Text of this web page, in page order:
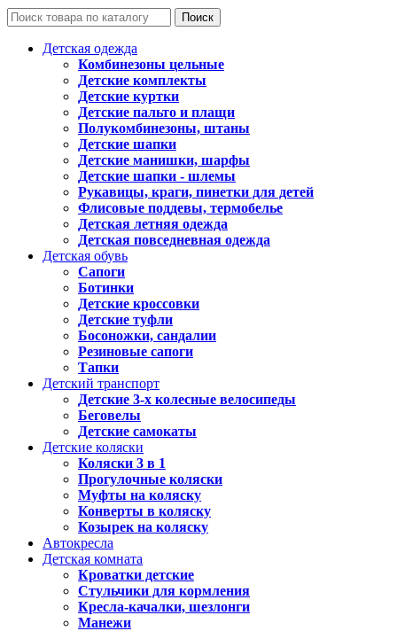
Поиск
Детская одежда
Комбинезоны цельные
Детские комплекты
Детские куртки
Детские пальто и плащи
Полукомбинезоны, штаны
Детские шапки
Детские манишки, шарфы
Детские шапки - шлемы
Рукавицы, краги, пинетки для детей
Флисовые поддевы, термобелье
Детская летняя одежда
Детская повседневная одежда
Детская обувь
Сапоги
Ботинки
Детские кроссовки
Детские туфли
Босоножки, сандалии
Резиновые сапоги
Тапки
Детский транспорт
Детские 3-х колесные велосипеды
Беговелы
Детские самокаты
Детские коляски
Коляски 3 в 1
Прогулочные коляски
Муфты на коляску
Конверты в коляску
Козырек на коляску
Автокресла
Детская комната
Кроватки детские
Стульчики для кормления
Кресла-качалки, шезлонги
Манежи